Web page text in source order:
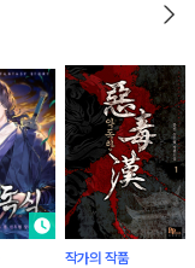
작가의 작품